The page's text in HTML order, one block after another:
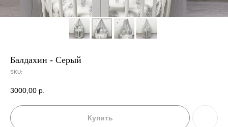
Балдахин - Серый
SKU:
3000,00 р.
Купить